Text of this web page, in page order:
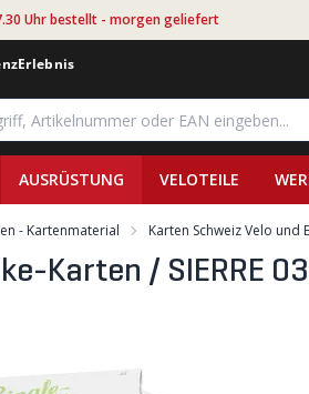
Uhr bestellt - morgen geliefert
Erlebnis
AUSRÜSTUNG VELOTEILE
- Kartenmaterial Karten Schweiz Velo und
Karten / SIERRE